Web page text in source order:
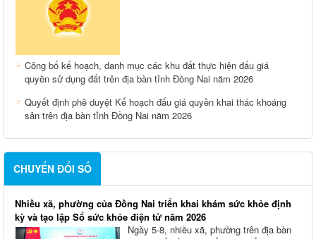
Công bố kế hoạch, danh mục các khu đất thực hiện đấu giá
quyền sử dụng đất trên địa bàn tỉnh Đồng Nai năm 2026
Quyết định phê duyệt Kế hoạch đấu giá quyền khai thác khoáng
sản trên địa bàn tỉnh Đồng Nai năm 2026
CHUYỂN ĐỔI SỐ
Nhiều xã, phường của Đồng Nai triển khai khám sức khỏe định
kỳ và tạo lập Sổ sức khỏe điện tử năm 2026
Ngày 5-8, nhiều xã, phường trên địa bàn